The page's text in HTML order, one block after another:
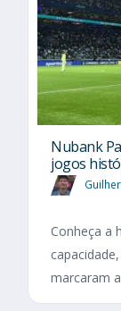
Nubank
jogos
Conheça a
marcaram